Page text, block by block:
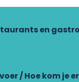
en
/ Hoe kom je
die er is